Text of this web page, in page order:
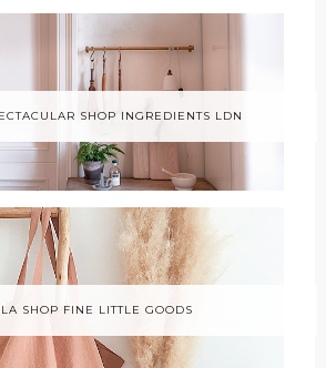
SHOP INGREDIENTS LDN
LA SHOP FINE LITTLE GOODS